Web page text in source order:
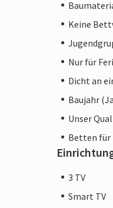
Keine
Nur für
Dicht an
Baujahr
Unser
Betten für
3 TV
Smart TV